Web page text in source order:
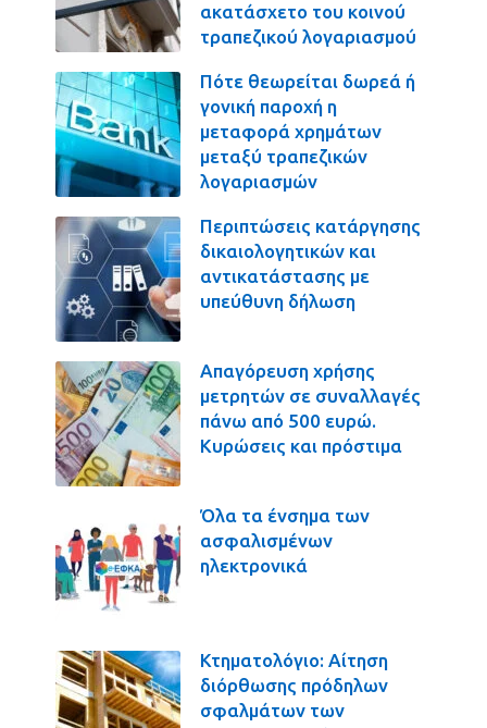
ακατάσχετο του κοινού
τραπεζικού λογαριασμού
Πότε θεωρείται δωρεά ή
γονική παροχή η
μεταφορά χρημάτων
μεταξύ τραπεζικών
λογαριασμών
Περιπτώσεις κατάργησης
δικαιολογητικών και
αντικατάστασης με
υπεύθυνη δήλωση
Απαγόρευση χρήσης
μετρητών σε συναλλαγές
πάνω από 500 ευρώ.
Κυρώσεις και πρόστιμα
Όλα τα ένσημα των
ασφαλισμένων
ηλεκτρονικά
Κτηματολόγιο: Αίτηση
διόρθωσης πρόδηλων
σφαλμάτων των